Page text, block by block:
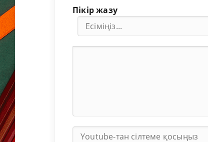
Пікір жазу